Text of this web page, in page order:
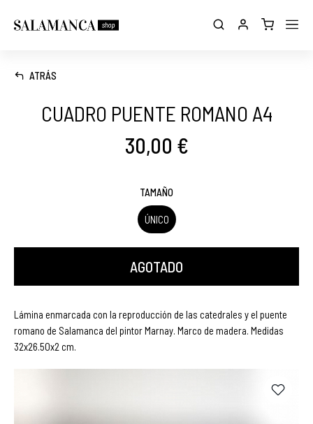
ATRÁS
CUADRO PUENTE ROMANO A4
30,00 €
TAMAÑO
ÚNICO
AGOTADO
Lámina enmarcada con la reproducción de las catedrales y el puente
romano de Salamanca del pintor Marnay. Marco de madera. Medidas
32x26.50x2 cm.